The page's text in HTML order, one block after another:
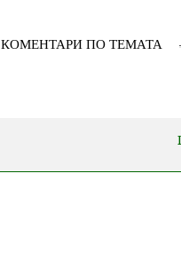
КОМЕНТАРИ ПО ТЕМАТА